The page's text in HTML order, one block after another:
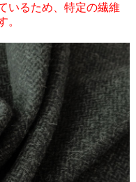
いるため、特定の繊維
。